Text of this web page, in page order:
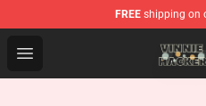
FREE shipping on
Open menu
Vinnie Hacker Store -